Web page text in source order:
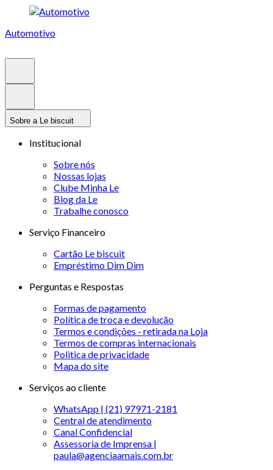
Automotivo
Sobre a Le biscuit
Institucional
Sobre nós
Nossas lojas
Clube Minha Le
Blog da Le
Trabalhe conosco
Serviço Financeiro
Cartão Le biscuit
Empréstimo Dim Dim
Perguntas e Respostas
Formas de pagamento
Política de troca e devolução
Termos e condições - retirada na Loja
Termos de compras internacionais
Politica de privacidade
Mapa do site
Serviços ao cliente
WhatsApp | (21) 97971-2181
Central de atendimento
Canal Confidencial
Assessoria de Imprensa |
paula@agenciaamais.com.br